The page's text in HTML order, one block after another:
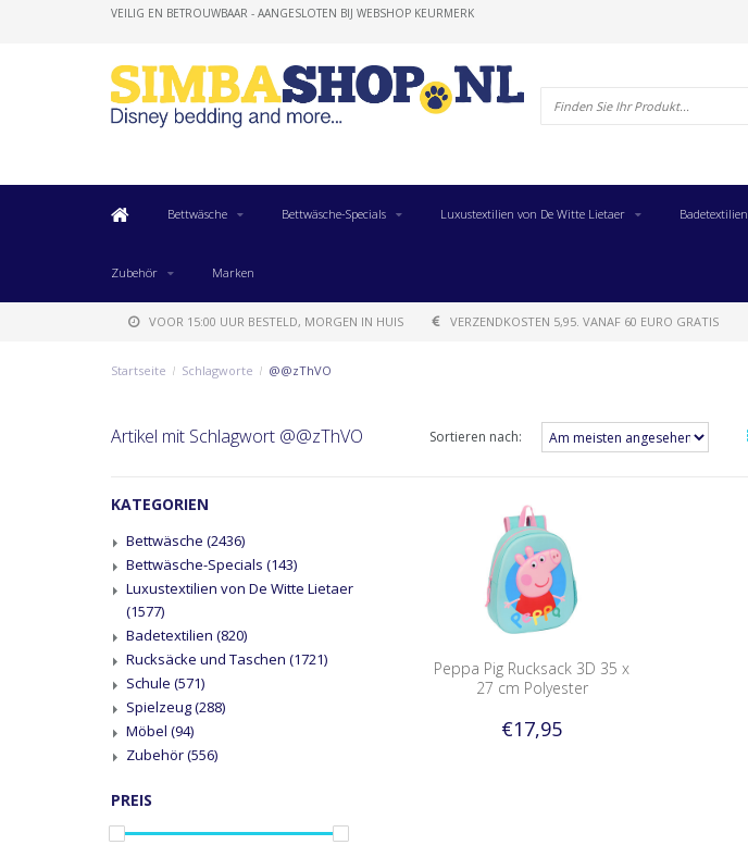
VEILIG EN BETROUWBAAR - AANGESLOTEN BIJ WEBSHOP KEURMERK
Bettwäsche Bettwäsche-Specials Luxustextilien von De Witte Lietaer Badetextilien
Zubehör Marken
VOOR 15:00 UUR BESTELD, MORGEN IN HUIS VERZENDKOSTEN 5,95. VANAF 60 EURO GRATIS
Startseite / Schlagworte / @@zThVO
Artikel mit Schlagwort @@zThVO Sortieren nach:
KATEGORIEN
Bettwäsche (2436)
Bettwäsche-Specials (143)
Luxustextilien von De Witte Lietaer
(1577)
Badetextilien (820)
Rucksäcke und Taschen (1721)
Schule (571)
Spielzeug(288)
Möbel (94)
Zubehör(556)
PREIS
Peppa Pig Rucksack 3D 35 x
27 cm Polyester
€17,95